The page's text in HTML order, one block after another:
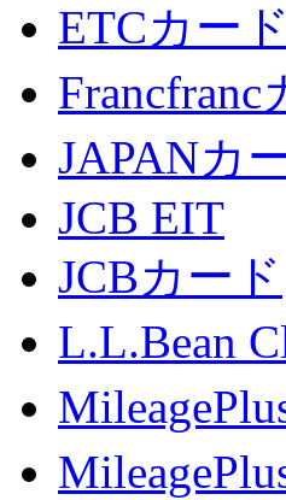
ETCカード
JAPANカ
JCB EIT
JCBカード
L.L.Bean